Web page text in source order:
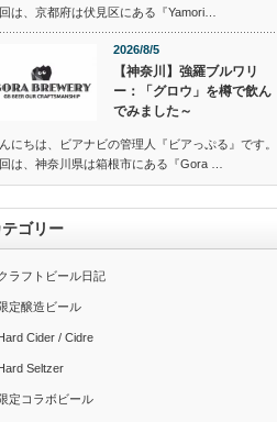
は、京都府は伏見区にある『Yamori…
2026/8/5
【神奈川】強羅ブルワリ
ー：「グロウ」を樽で飲ん
でみました～
にちは、ビアナビの管理人『ビアっぷる』です。
は、神奈川県は箱根市にある『Gora …
テゴリー
ラフトビール日記
定醸造ビール
Cider / Cidre
Seltzer
定コラボビール